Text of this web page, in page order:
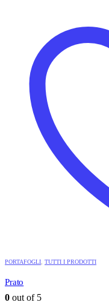
PORTAFOGLI TUTTI I PRODOTTI
Prato
0 out of 5